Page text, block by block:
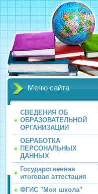
Меню сайта
СВЕДЕНИЯ ОБ
ОБРАЗОВАТЕЛЬНОЙ
ОРГАНИЗАЦИИ
ОБРАБОТКА
ПЕРСОНАЛЬНЫХ
ДАННЫХ
Государственная
итоговая аттестация
ФГИС "Моя школа"